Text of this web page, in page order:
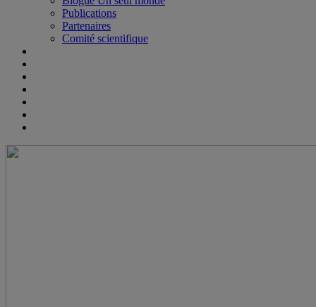
Publications
Partenaires
Comité scientifique